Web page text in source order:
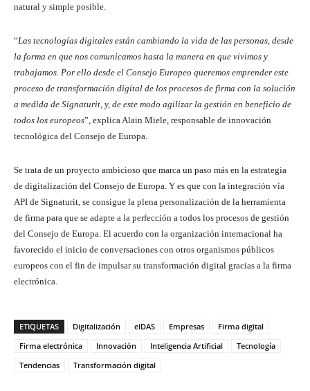
natural y simple posible.
“Las tecnologías digitales están cambiando la vida de las personas, desde
la forma en que nos comunicamos hasta la manera en que vivimos y
trabajamos. Por ello desde el Consejo Europeo queremos emprender este
proceso de transformación digital de los procesos de firma con la solución
a medida de Signaturit, y, de este modo agilizar la gestión en beneficio de
todos los europeos”, explica Alain Miele, responsable de innovación
tecnológica del Consejo de Europa.
Se trata de un proyecto ambicioso que marca un paso más en la estrategia
de digitalización del Consejo de Europa. Y es que con la integración vía
API de Signaturit, se consigue la plena personalización de la herramienta
de firma para que se adapte a la perfección a todos los procesos de gestión
del Consejo de Europa. El acuerdo con la organización internacional ha
favorecido el inicio de conversaciones con otros organismos públicos
europeos con el fin de impulsar su transformación digital gracias a la firma
electrónica.
ETIQUETAS Digitalización eIDAS Empresas
Firma digital
Firma electrónica
Innovación Inteligencia Artificial
Tecnología
Tendencias
Transformación digital